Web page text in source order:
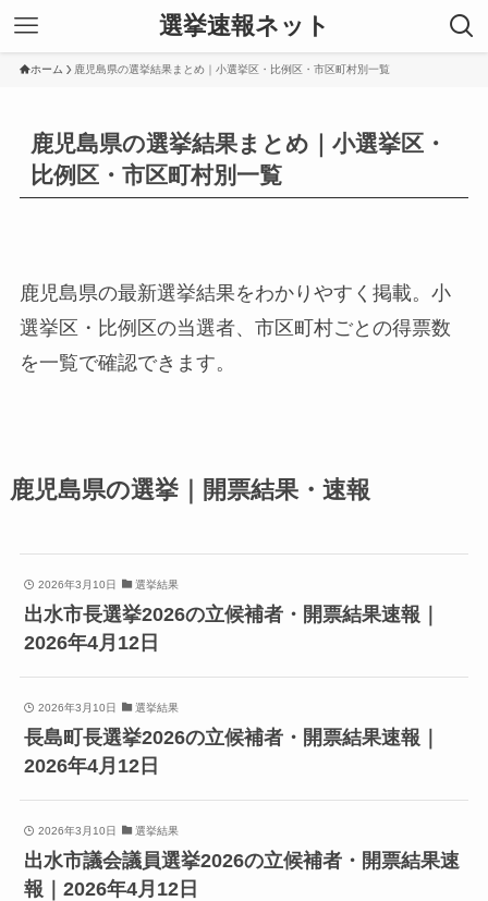
選挙速報ネット
ホーム 鹿児島県の選挙結果まとめ｜小選挙区・比例区・市区町村別一覧
鹿児島県の選挙結果まとめ｜小選挙区・
比例区・市区町村別一覧
鹿児島県の最新選挙結果をわかりやすく掲載。小
選挙区・比例区の当選者、市区町村ごとの得票数
を一覧で確認できます。
鹿児島県の選挙｜開票結果・速報
2026年3月10日 選挙結果
出水市長選挙2026の立候補者・開票結果速報｜
2026年4月12日
2026年3月10日 選挙結果
長島町長選挙2026の立候補者・開票結果速報｜
2026年4月12日
2026年3月10日 選挙結果
出水市議会議員選挙2026の立候補者・開票結果速
報｜2026年4月12日